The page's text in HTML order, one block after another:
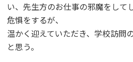
い、先生方のお仕事の邪魔をして
危惧をするが、
温かく迎えていただき、学校訪問
と思う。